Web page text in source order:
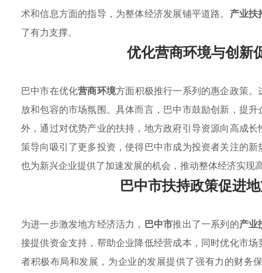
术和信息方面的指导，为整体经济发展铺平道路。 产业扶
了有力支撑。
优化营商环境与创新
巴中市在优化营商环境方面积极推行一系列的惠企政策
放和包容的市场氛围。具体而言，巴中市鼓励创新，提
外，通过对优势产业的扶持，地方政府引导资源向高成
策导向吸引了更多投资，使得巴中市成为投资者关注的
也为新兴企业提供了加速发展的机会，推动整体经济实现
巴中市扶持政策促进
为进一步激发地方经济活力， 巴中市推出了一系列的产业
接提供资金支持，帮助企业降低经营成本，同时优化市
者积极布局和发展，为企业的发展提供了强有力的财务